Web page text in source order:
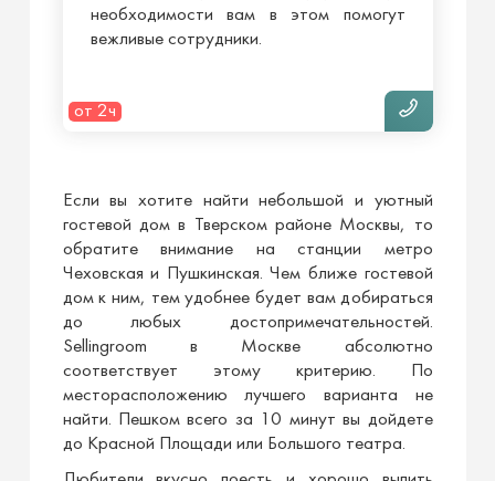
необходимости вам в этом помогут
вежливые сотрудники.
от 2ч
Если вы хотите найти небольшой и уютный
гостевой дом в Тверском районе Москвы, то
обратите внимание на станции метро
Чеховская и Пушкинская. Чем ближе гостевой
дом к ним, тем удобнее будет вам добираться
до любых достопримечательностей.
Sellingroom в Москве абсолютно
соответствует этому критерию. По
месторасположению лучшего варианта не
найти. Пешком всего за 10 минут вы дойдете
до Красной Площади или Большого театра.